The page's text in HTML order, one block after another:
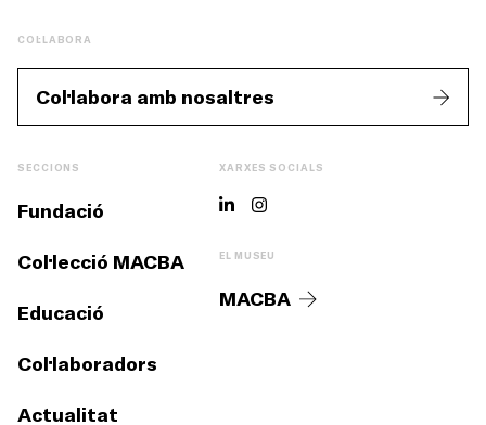
COL·LABORA
Col·labora amb nosaltres
SECCIONS
Fundació
Col·lecció MACBA
Educació
Col·laboradors
Actualitat
XARXES SOCIALS
EL MUSEU
MACBA